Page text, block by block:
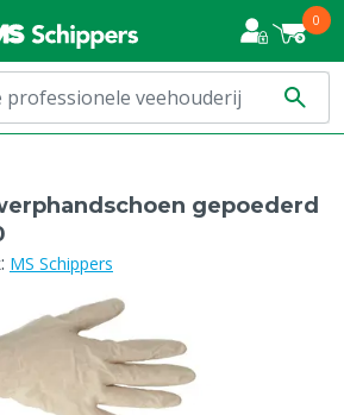
0
gepoederd
: MS Schippers